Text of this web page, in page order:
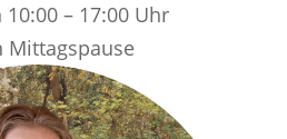
10:00 – 17:00 Uhr
Mittagspause